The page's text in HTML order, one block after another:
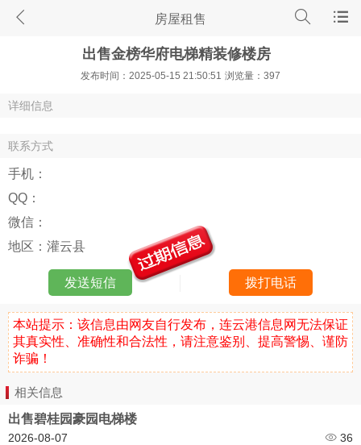
房屋租售
出售金榜华府电梯精装修楼房
发布时间：2025-05-15 21:50:51 浏览量：397
详细信息
联系方式
手机：
QQ：
微信：
地区： 灌云县
发送短信 拨打电话
本站提示：该信息由网友自行发布，连云港信息网无法保证
其真实性、准确性和合法性，请注意鉴别、提高警惕、谨防
诈骗！
相关信息
出售碧桂园豪园电梯楼
2026-08-07 36